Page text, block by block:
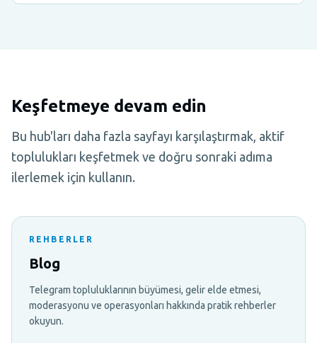
Keşfetmeye devam edin
Bu hub'ları daha fazla sayfayı karşılaştırmak, aktif
toplulukları keşfetmek ve doğru sonraki adıma
ilerlemek için kullanın.
REHBERLER
Blog
Telegram topluluklarının büyümesi, gelir elde etmesi,
moderasyonu ve operasyonları hakkında pratik rehberler
okuyun.